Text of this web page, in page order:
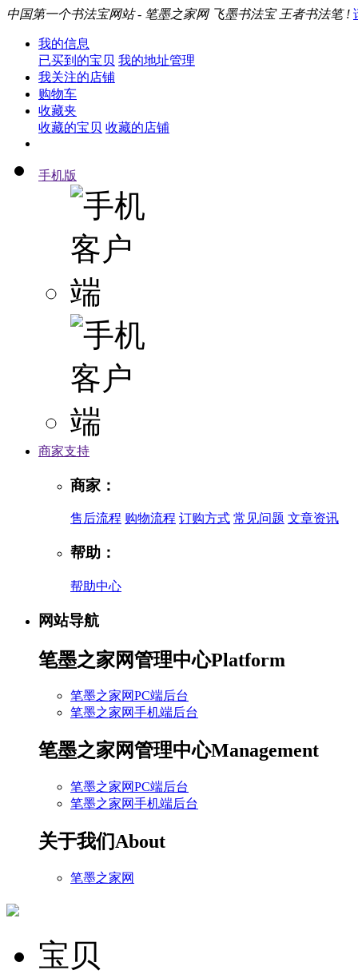
中国第一个书法宝网站 - 笔墨之家网 飞墨书法宝 王者书法笔 !
我的信息
已买到的宝贝 我的地址管理
我关注的店铺
购物车
收藏夹
收藏的宝贝 收藏的店铺
手机版
商家支持
商家：
售后流程 购物流程 订购方式 常见问题 文章资讯
帮助：
帮助中心
网站导航
笔墨之家网管理中心Platform
笔墨之家网PC端后台
笔墨之家网手机端后台
笔墨之家网管理中心Management
笔墨之家网PC端后台
笔墨之家网手机端后台
关于我们About
笔墨之家网
宝贝